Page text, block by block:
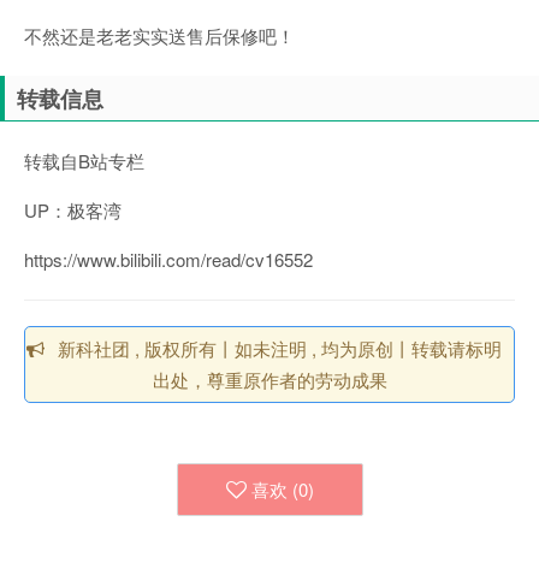
不然还是老老实实送售后保修吧！
转载信息
转载自B站专栏
UP：极客湾
https://www.bilibili.com/read/cv16552
新科社团 , 版权所有丨如未注明 , 均为原创丨转载请标明
出处，尊重原作者的劳动成果
喜欢 (0)